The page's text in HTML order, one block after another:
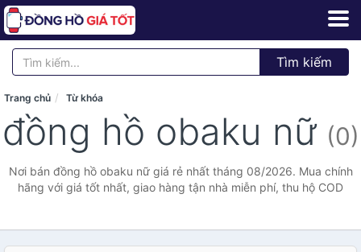
Tìm kiếm
Trang chủ Từ khóa
đồng hồ obaku nữ (0)
Nơi bán đồng hồ obaku nữ giá rẻ nhất tháng 08/2026. Mua chính
hãng với giá tốt nhất, giao hàng tận nhà miễn phí, thu hộ COD